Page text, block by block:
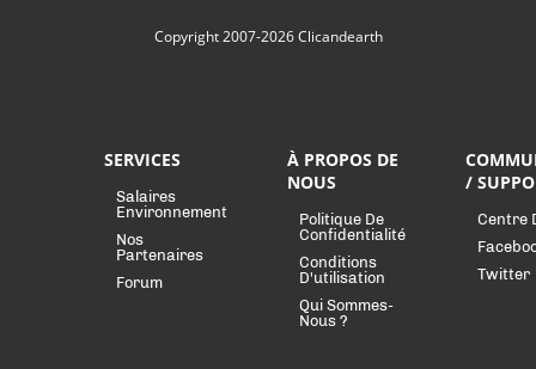
Copyright 2007-2026 Clicandearth
SERVICES
Salaires
Environnement
Nos
Partenaires
Forum
À PROPOS DE
NOUS
Politique De
Confidentialité
Conditions
D'utilisation
Qui Sommes-
Nous ?
/
Centre
Twitter